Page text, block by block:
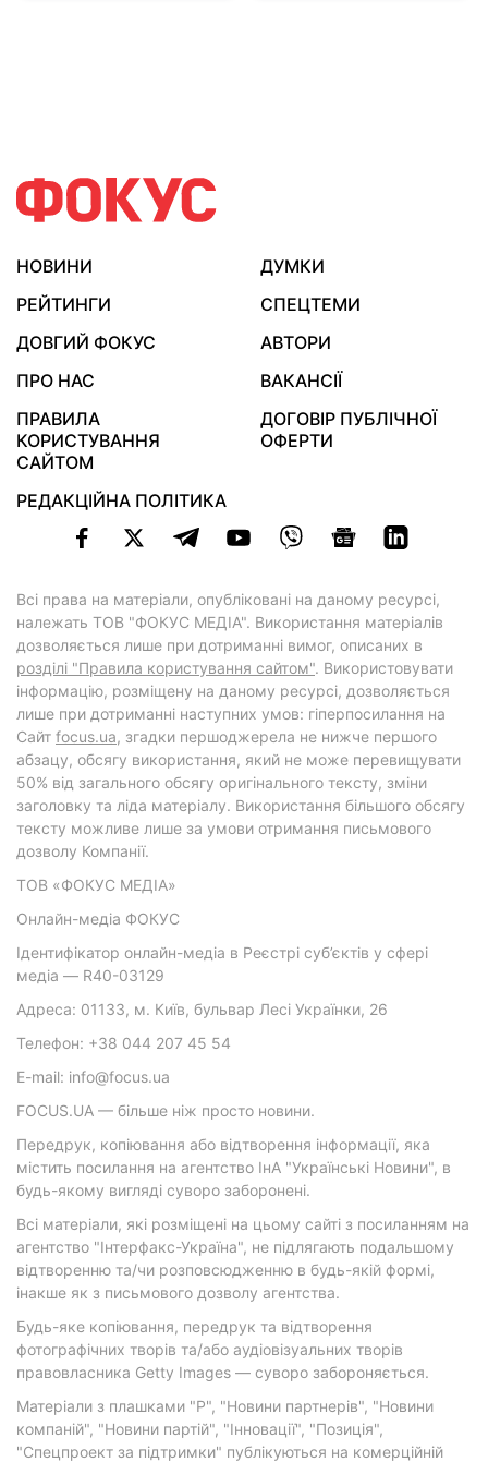
НОВИНИ
ДУМКИ
РЕЙТИНГИ
СПЕЦТЕМИ
ДОВГИЙ ФОКУС
АВТОРИ
ПРО НАС
ВАКАНСІЇ
ПРАВИЛА
КОРИСТУВАННЯ
САЙТОМ
ДОГОВІР ПУБЛІЧНОЇ
ОФЕРТИ
РЕДАКЦІЙНА ПОЛІТИКА
Всі права на матеріали, опубліковані на даному ресурсі,
належать ТОВ "ФОКУС МЕДІА". Використання матеріалів
дозволяється лише при дотриманні вимог, описаних в
розділі "Правила користування сайтом". Використовувати
інформацію, розміщену на даному ресурсі, дозволяється
лише при дотриманні наступних умов: гіперпосилання на
Cайт focus.ua, згадки першоджерела не нижче першого
абзацу, обсягу використання, який не може перевищувати
50% від загального обсягу оригінального тексту, зміни
заголовку та ліда матеріалу. Використання більшого обсягу
тексту можливе лише за умови отримання письмового
дозволу Компанії.
ТОВ «ФОКУС МЕДІА»
Онлайн-медіа ФОКУС
Ідентифікатор онлайн-медіа в Реєстрі суб’єктів у сфері
медіа — R40-03129
Адреса: 01133, м. Київ, бульвар Лесі Українки, 26
Телефон: +38 044 207 45 54
E-mail: info@focus.ua
FOCUS.UA — більше ніж просто новини.
Передрук, копіювання або відтворення інформації, яка
містить посилання на агентство ІнА "Українські Новини", в
будь-якому вигляді суворо заборонені.
Всі матеріали, які розміщені на цьому сайті з посиланням на
агентство "Інтерфакс-Україна", не підлягають подальшому
відтворенню та/чи розповсюдженню в будь-якій формі,
інакше як з письмового дозволу агентства.
Будь-яке копіювання, передрук та відтворення
фотографічних творів та/або аудіовізуальних творів
правовласника Getty Images — суворо забороняється.
Матеріали з плашками "Р", "Новини партнерів", "Новини
компаній", "Новини партій", "Інновації", "Позиція",
"Спецпроект за підтримки" публікуються на комерційній